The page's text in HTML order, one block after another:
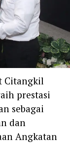
Citangkil
prestasi
sebagai
dan
Angkatan